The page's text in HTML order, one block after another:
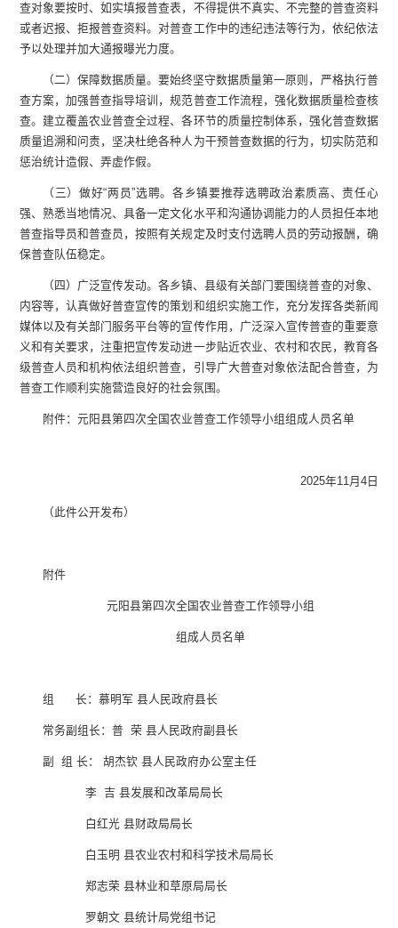
查对象要按时、如实填报普查表，不得提供不真实、不完整的普查资料
或者迟报、拒报普查资料。对普查工作中的违纪违法等行为，依纪依法
予以处理并加大通报曝光力度。
（二）保障数据质量。要始终坚守数据质量第一原则，严格执行普
查方案，加强普查指导培训，规范普查工作流程，强化数据质量检查核
查。建立覆盖农业普查全过程、各环节的质量控制体系，强化普查数据
质量追溯和问责，坚决杜绝各种人为干预普查数据的行为，切实防范和
惩治统计造假、弄虚作假。
（三）做好“两员”选聘。各乡镇要推荐选聘政治素质高、责任心
强、熟悉当地情况、具备一定文化水平和沟通协调能力的人员担任本地
普查指导员和普查员，按照有关规定及时支付选聘人员的劳动报酬，确
保普查队伍稳定。
（四）广泛宣传发动。各乡镇、县级有关部门要围绕普查的对象、
内容等，认真做好普查宣传的策划和组织实施工作，充分发挥各类新闻
媒体以及有关部门服务平台等的宣传作用，广泛深入宣传普查的重要意
义和有关要求，注重把宣传发动进一步贴近农业、农村和农民，教育各
级普查人员和机构依法组织普查，引导广大普查对象依法配合普查，为
普查工作顺利实施营造良好的社会氛围。
附件：元阳县第四次全国农业普查工作领导小组组成人员名单
2025年11月4日
（此件公开发布）
附件
元阳县第四次全国农业普查工作领导小组
组成人员名单
组 长：慕明军 县人民政府县长
常务副组长：普 荣 县人民政府副县长
副 组 长： 胡杰钦 县人民政府办公室主任
李 吉 县发展和改革局局长
白红光 县财政局局长
白玉明 县农业农村和科学技术局局长
郑志荣 县林业和草原局局长
罗朝文 县统计局党组书记